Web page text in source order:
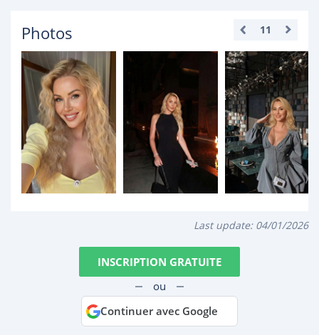
Photos 11
Last update: 04/01/2026
INSCRIPTION GRATUITE
ou
Continuer avec Google